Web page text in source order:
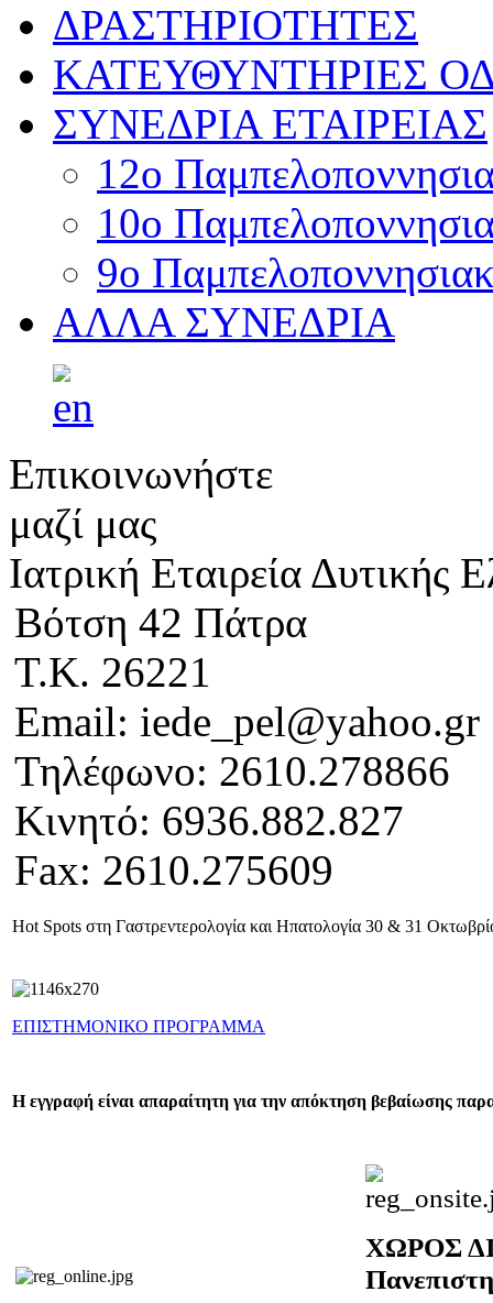
ΔΡΑΣΤΗΡΙΟΤΗΤΕΣ
ΚΑΤΕΥΘΥΝΤΗΡΙΕΣ
ΣΥΝΕΔΡΙΑ ΕΤΑΙΡΕΙΑΣ
12o
10o
9ο
ΑΛΛΑ ΣΥΝΕΔΡΙΑ
Επικοινωνήστε
μαζί μας
Ιατρική Εταιρεία
Βότση 42 Πάτρα
Τ.Κ. 26221
Email: iede_pel@yahoo.gr
Τηλέφωνο: 2610.278866
Κινητό: 6936.882.827
Fax: 2610.275609
Hot Spots στη Γαστρεντερολογία και Ηπατολογία 30 & 31
ΕΠΙΣΤΗΜΟΝΙΚΟ ΠΡΟΓΡΑΜΜΑ
Η εγγραφή είναι απαραίτητη για την απόκτηση βεβαίωσης
ΧΩΡΟΣ